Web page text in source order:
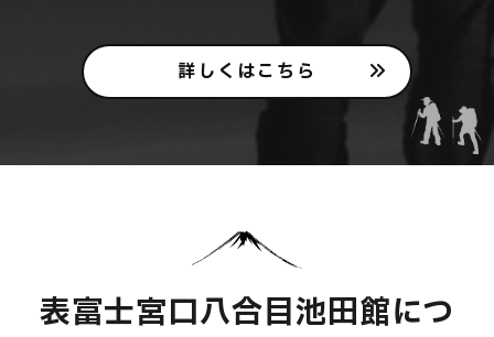
詳しくはこちら
表富士宮口八合目池田館につ